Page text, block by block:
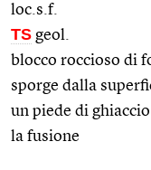
loc.s.f.
TS geol.
blocco roccioso di
sporge dalla
un piede di
la fusione